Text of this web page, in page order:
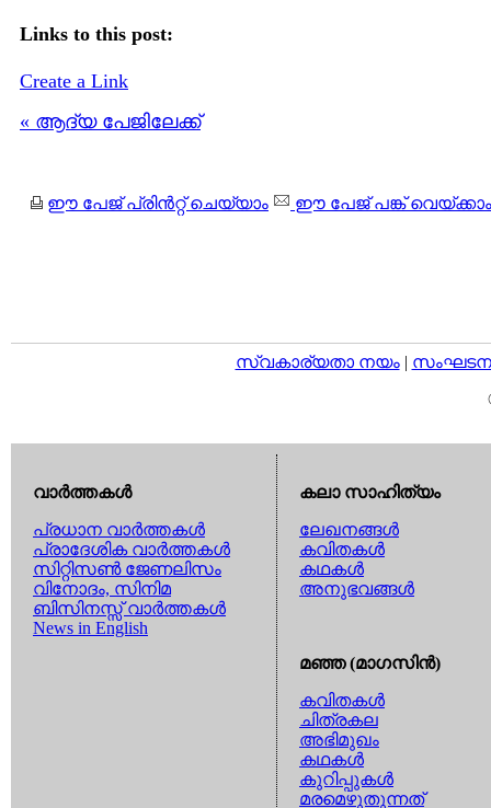
Links to this post:
Create a Link
« ആദ്യ പേജിലേക്ക്
ഈ പേജ് പ്രിന്‍റ്റ് ചെയ്യാം ഈ പേജ് പങ്ക് വെയ്ക്കാം
സ്വകാര്യതാ നയം|
വാര്‍ത്തകള്‍
പ്രധാന വാര്‍ത്തകള്‍
പ്രാദേശിക വാര്‍ത്തകള്‍
സിറ്റിസണ്‍ ജേണലിസം
വിനോദം, സിനിമ
ബിസിനസ്സ് വാര്‍ത്തകള്‍
News in English
കലാ സാഹിത്യം
ലേഖനങ്ങള്‍
കവിതകള്‍
കഥകള്‍
അനുഭവങ്ങള്‍
മഞ്ഞ (മാഗസിന്‍)
കവിതകള്‍
ചിത്രകല
അഭിമുഖം
കഥകള്‍
കുറിപ്പുകള്‍
മരമെഴുതുന്നത്